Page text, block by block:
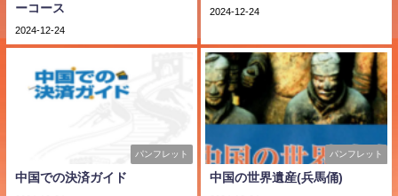
ーコース
2024-12-24
2024-12-24
パンフレット
中国での決済ガイド
パンフレット
中国の世界遺産(兵馬俑)